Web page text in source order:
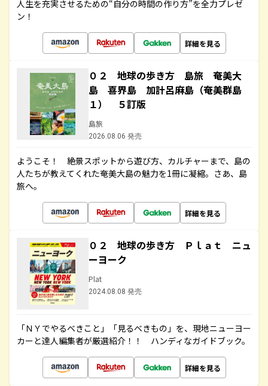
人生を充実させるための“自分の時間の作り方”を全力プレゼ
ン！
詳細を見る
０２ 地球の歩き方 島旅 奄美大
島 喜界島 加計呂麻島（奄美群島
１） ５訂版
島旅
2026.08.06 発売
ようこそ！ 絶景スポットから遊び方、カルチャーまで、島の
人たちが教えてくれた奄美大島の魅力を1冊に凝縮。さあ、島
旅へ。
詳細を見る
０２ 地球の歩き方 Ｐｌａｔ ニュ
ーヨーク
Plat
2024.08.08 発売
「ＮＹでやるべきこと」「見るべきもの」を、現地ニューヨー
カーと達人編集者が厳選紹介！！ ハンディなガイドブック。
詳細を見る